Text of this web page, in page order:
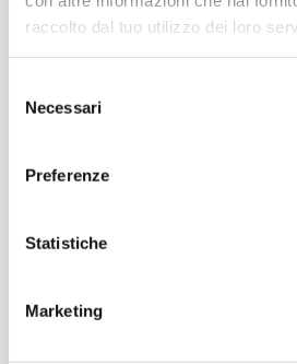
raccolto dal tuo utilizzo dei loro
delNecessari
Preferenze
Statistiche
Marketing